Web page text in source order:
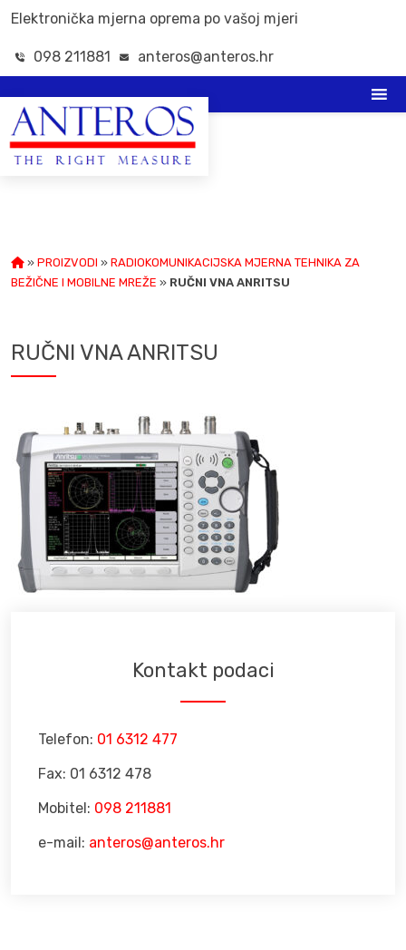
Elektronička mjerna oprema po vašoj mjeri
098 211881 anteros@anteros.hr
» PROIZVODI » RADIOKOMUNIKACIJSKA MJERNA TEHNIKA ZA
BEŽIČNE I MOBILNE MREŽE » RUČNI VNA ANRITSU
RUČNI VNA ANRITSU
Kontakt podaci
Telefon: 01 6312 477
Fax: 01 6312 478
Mobitel: 098 211881
e-mail: anteros@anteros.hr